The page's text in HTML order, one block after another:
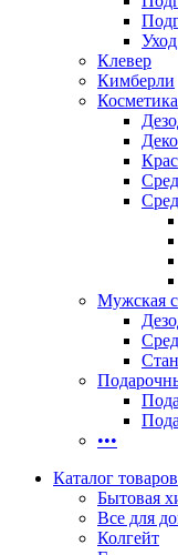
Клевер
Кимберли
Косметика
Мужская
•••
Каталог товаров
Бытовая
Все для
Колгейт